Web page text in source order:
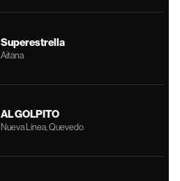
Superestrella
Aitana
AL GOLPITO
Nueva Línea, Quevedo